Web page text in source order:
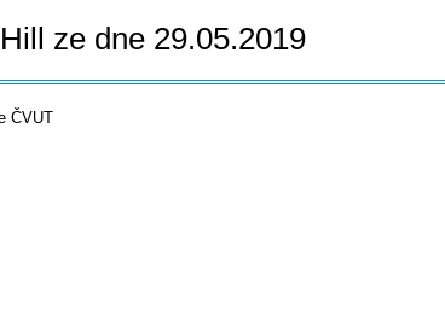
ze dne 29.05.2019
ČVUT